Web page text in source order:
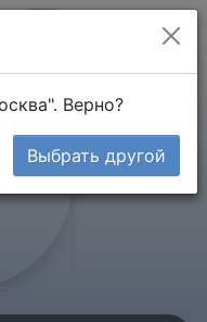
Верно?
Выбрать другой